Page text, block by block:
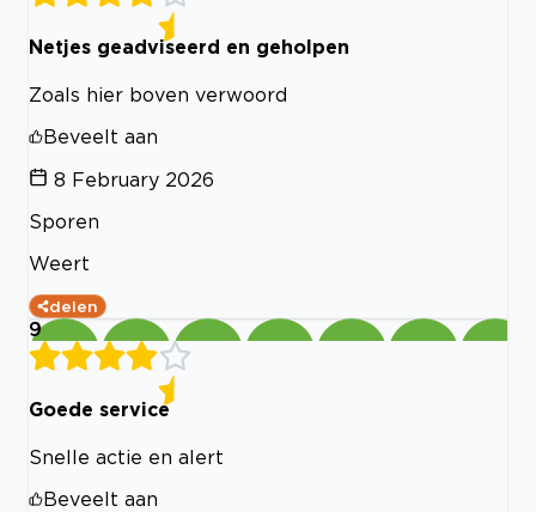
Netjes geadviseerd en geholpen
Zoals hier boven verwoord
Beveelt aan
8 February 2026
Sporen
Weert
delen
9
Goede service
Snelle actie en alert
Beveelt aan